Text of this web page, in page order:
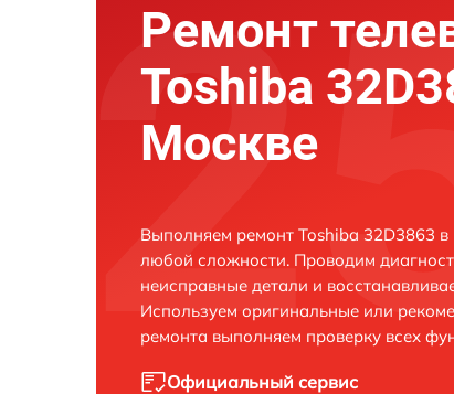
Ремонт
Toshiba
Москве
Выполняем ремонт Toshiba 32D3863
любой сложности. Проводим
неисправные детали и
Используем оригинальные или
ремонта выполняем проверку всех
Официальный сервис